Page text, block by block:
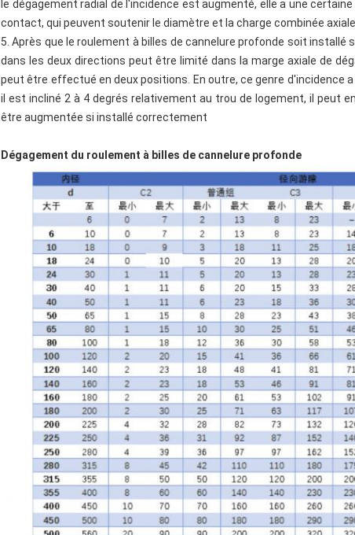
le dégagement radial de l'incidence est augmenté, elle a une
contact, qui peuvent soutenir le diamètre et la charge combinée
5. Après que le roulement à billes de cannelure profonde soit installé
dans les deux directions peut être limité dans la marge axiale de
peut être effectué en deux positions. En outre, ce genre d'incidence
il est incliné 2 à 4 degrés relativement au trou de logement, il peut
être augmentée si installé correctement
Dégagement du roulement à billes de cannelure profonde